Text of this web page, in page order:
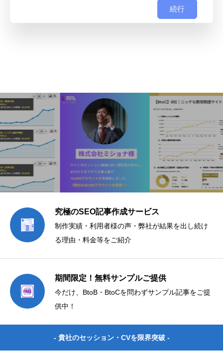
続行
究極のSEO記事作成サービス
制作実績・利用者様の声・弊社が結果を出し続け
る理由・料金等をご紹介
期間限定！無料サンプルご提供
今だけ、BtoB・BtoCを問わずサンプル記事をご提
供中！
- 貴社のセッション・CVを限界突破 -